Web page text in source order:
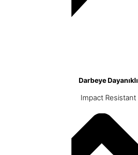
Darbeye Dayanıklı
Impact Resistant